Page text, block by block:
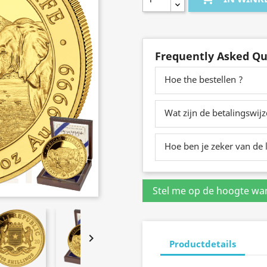

Frequently Asked
Hoe the bestellen ?
Wat zijn de
Hoe ben je zeker van de
Productdetails